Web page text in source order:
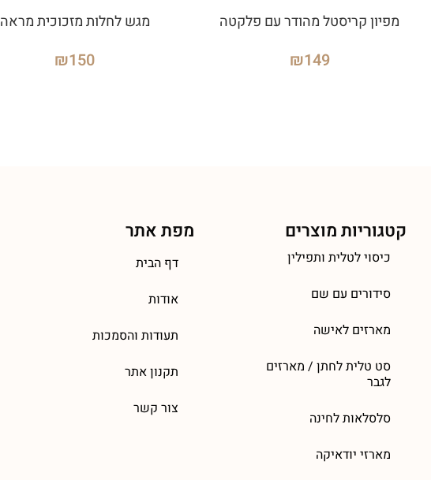
מפיון קריסטל מהודר עם פלקטה
₪149
מגש לחלות מזכוכית מראה
₪150
קטגוריות מוצרים
כיסוי לטלית ותפילין
סידורים עם שם
מארזים לאישה
סט טלית לחתן / מארזים
לגבר
סלסלאות לחינה
מארזי יודאיקה
מפת אתר
דף הבית
אודות
תעודות והסמכות
תקנון אתר
צור קשר